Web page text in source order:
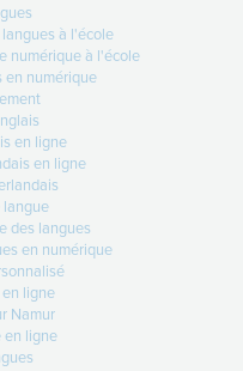
Lire +
semaines !
activité d’éveil aux
à l'école
numérique à l'école
en numérique
en ligne
en ligne
des langues
en numérique
ligne
Namur
en ligne